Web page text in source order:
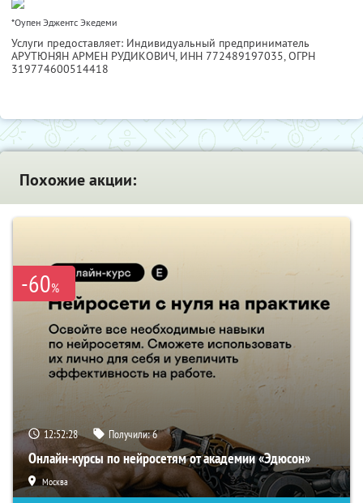
*Оупен Эджентс Экедеми
Услуги предоставляет: Индивидуальный предприниматель
АРУТЮНЯН АРМЕН РУДИКОВИЧ, ИНН 772489197035, ОГРН
319774600514418
Похожие акции:
-60%
12:52:27 Получили:6
Онлайн-курсы по нейросетям от академии «Эдюсон»
Москва